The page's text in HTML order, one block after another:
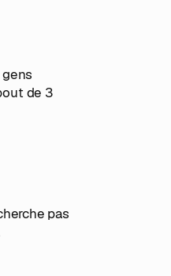
de 3
pas